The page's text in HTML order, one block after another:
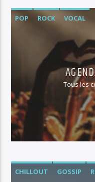
POP ROCK VOCAL
Tous les
CHILLOUT GOSSIP